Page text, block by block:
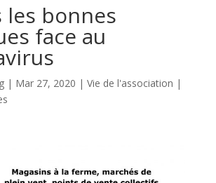
les bonnes
face au
| Mar 27, 2020 | Vie de l'association |